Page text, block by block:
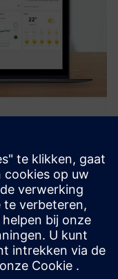
management
based dashboard.
can be